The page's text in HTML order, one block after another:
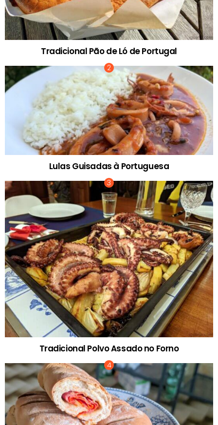
Tradicional Pão de Ló de Portugal
Lulas Guisadas à Portuguesa
Tradicional Polvo Assado no Forno